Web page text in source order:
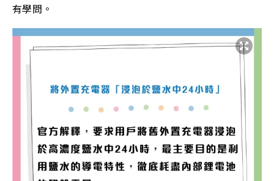
有學問。